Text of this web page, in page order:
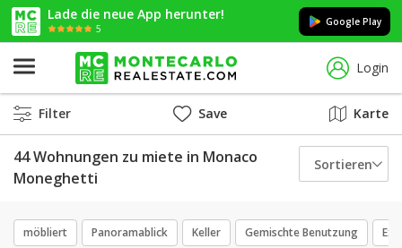
Lade die neue App herunter!
5
Google Play
Login
Filter Save Karte
44 Wohnungen zu miete in Monaco
Moneghetti
Sortieren
möbliert Panoramablick Keller Gemischte Benutzung